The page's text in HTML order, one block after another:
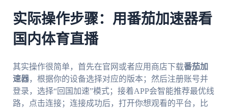
实际操作步骤：用番茄加速器看
国内体育直播
其实操作很简单，首先在官网或者应用商店下载番茄加
速器，根据你的设备选择对应的版本；然后注册账号并
登录，选择“回国加速”模式；接着APP会智能推荐最优线
路，点击连接；连接成功后，打开你想观看的平台，比